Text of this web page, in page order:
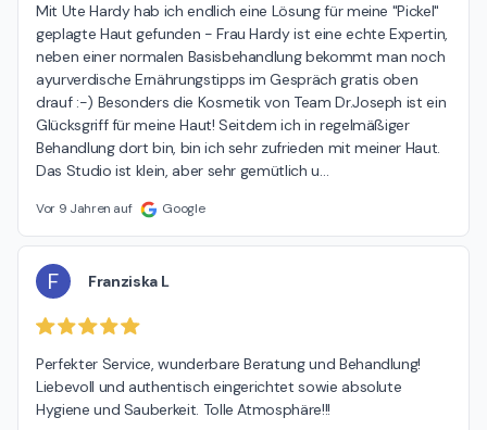
Mit Ute Hardy hab ich endlich eine Lösung für meine "Pickel"
geplagte Haut gefunden - Frau Hardy ist eine echte Expertin,
neben einer normalen Basisbehandlung bekommt man noch
ayurverdische Ernährungstipps im Gespräch gratis oben
drauf :-) Besonders die Kosmetik von Team Dr.Joseph ist ein
Glücksgriff für meine Haut! Seitdem ich in regelmäßiger
Behandlung dort bin, bin ich sehr zufrieden mit meiner Haut.
Das Studio ist klein, aber sehr gemütlich u…
Vor 9 Jahren auf Google
F Franziska L
Perfekter Service, wunderbare Beratung und Behandlung!
Liebevoll und authentisch eingerichtet sowie absolute
Hygiene und Sauberkeit. Tolle Atmosphäre!!!